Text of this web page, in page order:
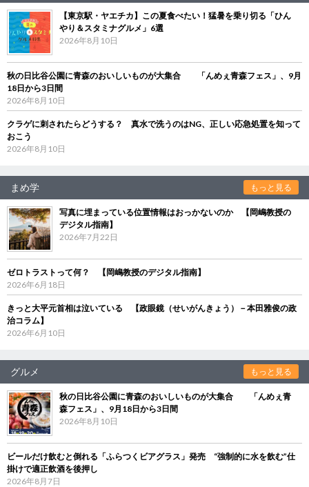
【東京駅・ヤエチカ】この夏食べたい！猛暑を乗り切る「ひん
やり＆スタミナグルメ」6選
2026年8月10日
秋の日比谷公園に青森のおいしいものが大集合 「んめぇ青森フェス」、9月
18日から3日間
2026年8月10日
クラゲに刺されたらどうする？ 真水で洗うのはNG、正しい応急処置を知って
おこう
2026年8月10日
まめ学 もっと見る
写真に埋まっている位置情報はおっかないのか 【岡嶋教授の
デジタル指南】
2026年7月22日
ゼロトラストって何？ 【岡嶋教授のデジタル指南】
2026年6月18日
きっと大平元首相は泣いている 【政眼鏡（せいがんきょう）－本田雅俊の政
治コラム】
2026年6月10日
グルメ もっと見る
秋の日比谷公園に青森のおいしいものが大集合 「んめぇ青
森フェス」、9月18日から3日間
2026年8月10日
ビールだけ飲むと倒れる「ふらつくビアグラス」発売 “強制的に水を飲む”仕
掛けで適正飲酒を後押し
2026年8月7日